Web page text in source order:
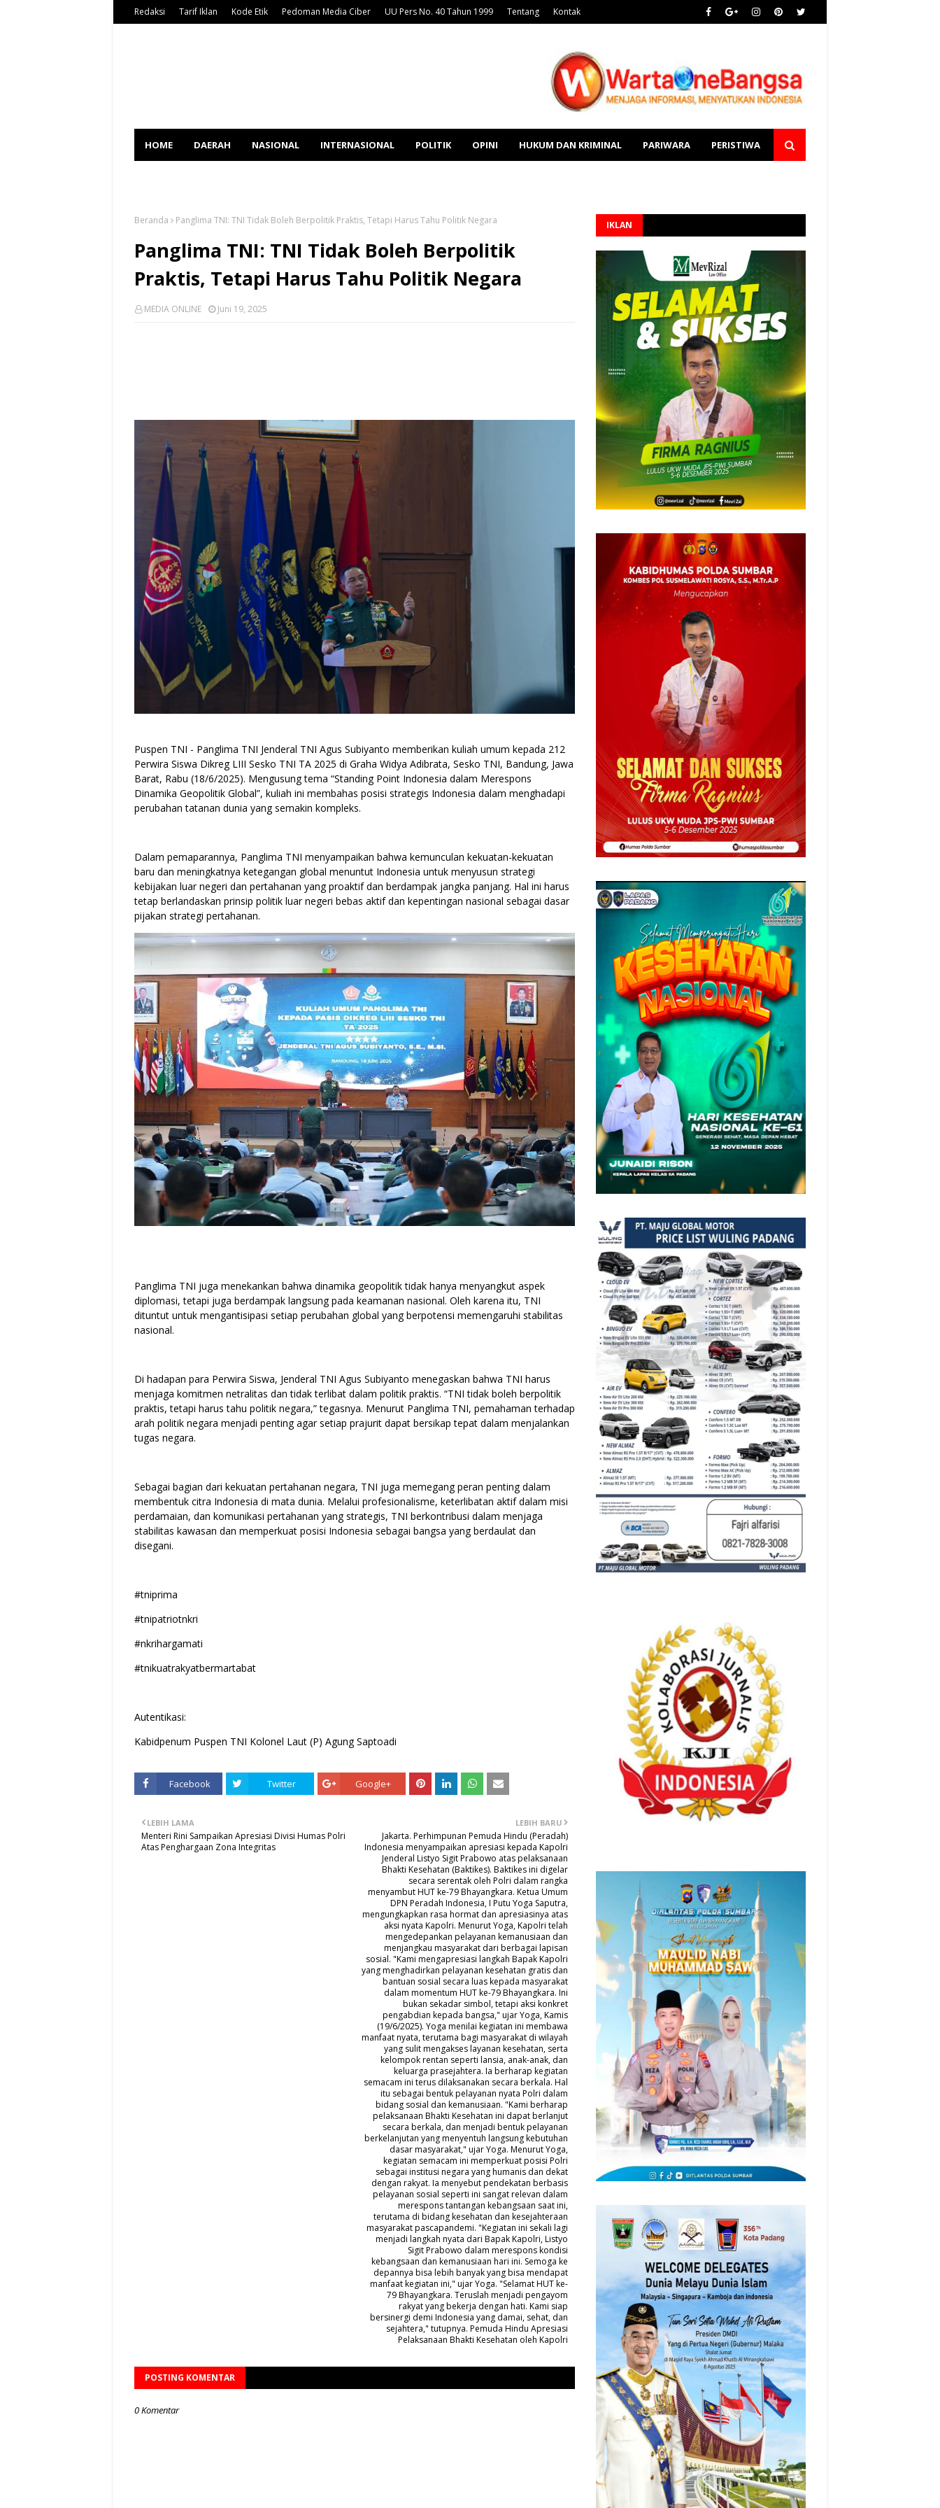
Redaksi Tarif Iklan Kode Etik Pedoman Media Ciber UU Pers No. 40 Tahun 1999 Tentang Kontak
HOME DAERAH NASIONAL INTERNASIONAL POLITIK OPINI HUKUM DAN KRIMINAL PARIWARA PERISTIWA
Beranda Panglima TNI: TNI Tidak Boleh Berpolitik Praktis, Tetapi Harus Tahu Politik Negara
Panglima TNI: TNI Tidak Boleh Berpolitik
Praktis, Tetapi Harus Tahu Politik Negara
MEDIA ONLINE Juni 19, 2025
Puspen TNI - Panglima TNI Jenderal TNI Agus Subiyanto memberikan kuliah umum kepada 212
Perwira Siswa Dikreg LIII Sesko TNI TA 2025 di Graha Widya Adibrata, Sesko TNI, Bandung, Jawa
Barat, Rabu (18/6/2025). Mengusung tema “Standing Point Indonesia dalam Merespons
Dinamika Geopolitik Global”, kuliah ini membahas posisi strategis Indonesia dalam menghadapi
perubahan tatanan dunia yang semakin kompleks.
Dalam pemaparannya, Panglima TNI menyampaikan bahwa kemunculan kekuatan-kekuatan
baru dan meningkatnya ketegangan global menuntut Indonesia untuk menyusun strategi
kebijakan luar negeri dan pertahanan yang proaktif dan berdampak jangka panjang. Hal ini harus
tetap berlandaskan prinsip politik luar negeri bebas aktif dan kepentingan nasional sebagai dasar
pijakan strategi pertahanan.
Panglima TNI juga menekankan bahwa dinamika geopolitik tidak hanya menyangkut aspek
diplomasi, tetapi juga berdampak langsung pada keamanan nasional. Oleh karena itu, TNI
dituntut untuk mengantisipasi setiap perubahan global yang berpotensi memengaruhi stabilitas
nasional.
Di hadapan para Perwira Siswa, Jenderal TNI Agus Subiyanto menegaskan bahwa TNI harus
menjaga komitmen netralitas dan tidak terlibat dalam politik praktis. “TNI tidak boleh berpolitik
praktis, tetapi harus tahu politik negara,” tegasnya. Menurut Panglima TNI, pemahaman terhadap
arah politik negara menjadi penting agar setiap prajurit dapat bersikap tepat dalam menjalankan
tugas negara.
Sebagai bagian dari kekuatan pertahanan negara, TNI juga memegang peran penting dalam
membentuk citra Indonesia di mata dunia. Melalui profesionalisme, keterlibatan aktif dalam misi
perdamaian, dan komunikasi pertahanan yang strategis, TNI berkontribusi dalam menjaga
stabilitas kawasan dan memperkuat posisi Indonesia sebagai bangsa yang berdaulat dan
disegani.
#tniprima
#tnipatriotnkri
#nkrihargamati
#tnikuatrakyatbermartabat
Autentikasi:
Kabidpenum Puspen TNI Kolonel Laut (P) Agung Saptoadi
Facebook Twitter Google+
LEBIH BARU
Jakarta. Perhimpunan Pemuda Hindu (Peradah)
Indonesia menyampaikan apresiasi kepada Kapolri
Jenderal Listyo Sigit Prabowo atas pelaksanaan
Bhakti Kesehatan (Baktikes). Baktikes ini digelar
secara serentak oleh Polri dalam rangka
menyambut HUT ke-79 Bhayangkara. Ketua Umum
DPN Peradah Indonesia, I Putu Yoga Saputra,
mengungkapkan rasa hormat dan apresiasinya atas
aksi nyata Kapolri. Menurut Yoga, Kapolri telah
mengedepankan pelayanan kemanusiaan dan
menjangkau masyarakat dari berbagai lapisan
sosial. "Kami mengapresiasi langkah Bapak Kapolri
yang menghadirkan pelayanan kesehatan gratis dan
bantuan sosial secara luas kepada masyarakat
dalam momentum HUT ke-79 Bhayangkara. Ini
bukan sekadar simbol, tetapi aksi konkret
pengabdian kepada bangsa," ujar Yoga, Kamis
(19/6/2025). Yoga menilai kegiatan ini membawa
manfaat nyata, terutama bagi masyarakat di wilayah
yang sulit mengakses layanan kesehatan, serta
kelompok rentan seperti lansia, anak-anak, dan
keluarga prasejahtera. Ia berharap kegiatan
semacam ini terus dilaksanakan secara berkala. Hal
itu sebagai bentuk pelayanan nyata Polri dalam
bidang sosial dan kemanusiaan. "Kami berharap
pelaksanaan Bhakti Kesehatan ini dapat berlanjut
secara berkala, dan menjadi bentuk pelayanan
berkelanjutan yang menyentuh langsung kebutuhan
dasar masyarakat," ujar Yoga. Menurut Yoga,
kegiatan semacam ini memperkuat posisi Polri
sebagai institusi negara yang humanis dan dekat
dengan rakyat. Ia menyebut pendekatan berbasis
pelayanan sosial seperti ini sangat relevan dalam
merespons tantangan kebangsaan saat ini,
terutama di bidang kesehatan dan kesejahteraan
masyarakat pascapandemi. "Kegiatan ini sekali lagi
menjadi langkah nyata dari Bapak Kapolri, Listyo
Sigit Prabowo dalam merespons kondisi
kebangsaan dan kemanusiaan hari ini. Semoga ke
depannya bisa lebih banyak yang bisa mendapat
manfaat kegiatan ini," ujar Yoga. "Selamat HUT ke-
79 Bhayangkara. Teruslah menjadi pengayom
rakyat yang bekerja dengan hati. Kami siap
bersinergi demi Indonesia yang damai, sehat, dan
sejahtera," tutupnya. Pemuda Hindu Apresiasi
Pelaksanaan Bhakti Kesehatan oleh Kapolri
LEBIH LAMA
Menteri Rini Sampaikan Apresiasi Divisi Humas Polri
Atas Penghargaan Zona Integritas
POSTING KOMENTAR
0 Komentar
IKLAN